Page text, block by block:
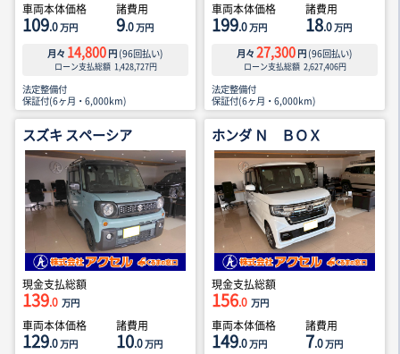
車両本体価格
109.0万円
諸費用
9.0万円
月々 14,800 円 (96回払い)
ローン支払総額 1,428,727円
法定整備付
保証付(6ヶ月・6,000km)
車両本体価格
199.0万円
諸費用
18.0万円
月々 27,300 円 (96回払い)
ローン支払総額 2,627,406円
法定整備付
保証付(6ヶ月・6,000km)
スズキ スペーシア
現金支払総額
139.0 万円
車両本体価格
129.0万円
諸費用
10.0万円
ホンダ Ｎ ＢＯＸ
現金支払総額
156.0 万円
車両本体価格
149.0万円
諸費用
7.0万円